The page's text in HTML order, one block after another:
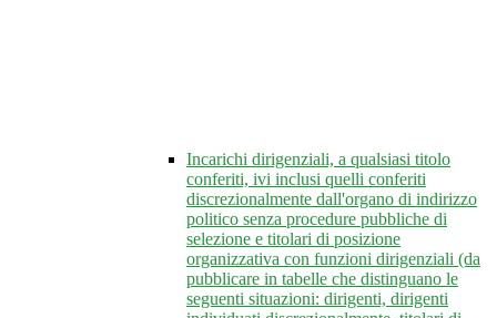
Incarichi dirigenziali, a qualsiasi titolo
conferiti, ivi inclusi quelli conferiti
discrezionalmente dall'organo di indirizzo
politico senza procedure pubbliche di
selezione e titolari di posizione
organizzativa con funzioni dirigenziali (da
pubblicare in tabelle che distinguano le
seguenti situazioni: dirigenti, dirigenti